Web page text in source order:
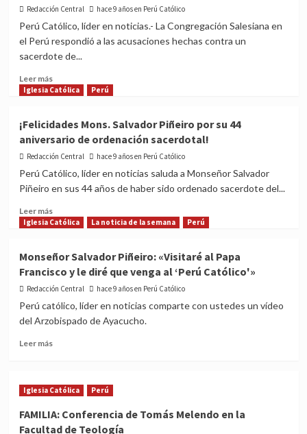
Redacción Central hace 9 años en Perú Católico
Perú Católico, líder en noticias.- La Congregación Salesiana en
el Perú respondió a las acusaciones hechas contra un
sacerdote de...
Leer másRead
more
del
Perú
responden
ante
denuncia
pública
presuntos
Iglesia Católica Perú
¡Felicidades Mons. Salvador Piñeiro por su 44
aniversario de ordenación sacerdotal!
Redacción Central hace 9 años en Perú Católico
Perú Católico, líder en noticias saluda a Monseñor Salvador
Piñeiro en sus 44 años de haber sido ordenado sacerdote del...
Leer másRead
more
Mons.
Salvador
Piñeiro
por
44
Iglesia Católica La noticia de la semana Perú
Monseñor Salvador Piñeiro: «Visitaré al Papa
Francisco y le diré que venga al ‘Perú Católico'»
Redacción Central hace 9 años en Perú Católico
Perú católico, líder en noticias comparte con ustedes un vídeo
del Arzobispado de Ayacucho.
Leer másRead
Salvador
«Visitaré
Iglesia Católica Perú
FAMILIA: Conferencia de Tomás Melendo en la
Facultad de Teología